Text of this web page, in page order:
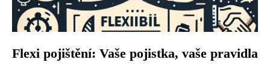
Flexi pojištění: Vaše pojistka, vaše pravidla